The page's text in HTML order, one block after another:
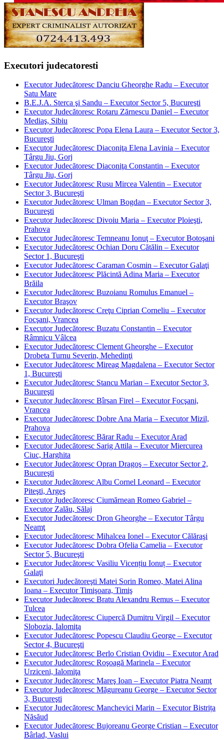
Executori judecatoresti
Executor Judecătoresc Danciu Gheorghe Radu – Executor
Satu Mare
B.E.J.A. Sterca şi Sandu – Executor Sector 5, Bucureşti
Executor Judecătoresc Rotaru Zărnescu Daniel – Executor
Mediaş, Sibiu
Executor Judecătoresc Popa Elena Laura – Executor Sector 3,
Bucureşti
Executor Judecătoresc Diaconiţa Elena Lavinia – Executor
Târgu Jiu, Gorj
Executor Judecătoresc Diaconiţa Constantin – Executor
Târgu Jiu, Gorj
Executor Judecătoresc Rusu Mircea Valentin – Executor
Sector 3, Bucureşti
Executor Judecătoresc Ulman Bogdan – Executor Sector 3,
Bucureşti
Executor Judecătoresc Divoiu Maria – Executor Ploieşti,
Prahova
Executor Judecătoresc Temneanu Ionuţ – Executor Botoşani
Executor Judecătoresc Ochian Doru Cătălin – Executor
Sector 1, Bucureşti
Executor Judecătoresc Caraman Cosmin – Executor Galaţi
Executor Judecătoresc Plăcintă Adina Maria – Executor
Brăila
Executor Judecătoresc Buzoianu Romulus Emanuel –
Executor Braşov
Executor Judecătoresc Creţu Ciprian Corneliu – Executor
Focşani, Vrancea
Executor Judecătoresc Buzatu Constantin – Executor
Râmnicu Vâlcea
Executor Judecătoresc Clement Gheorghe – Executor
Drobeta Turnu Severin, Mehedinţi
Executor Judecătoresc Mireag Magdalena – Executor Sector
1, Bucureşti
Executor Judecătoresc Stancu Marian – Executor Sector 3,
Bucureşti
Executor Judecătoresc Bîrsan Firel – Executor Focşani,
Vrancea
Executor Judecătoresc Dobre Ana Maria – Executor Mizil,
Prahova
Executor Judecătoresc Bărar Radu – Executor Arad
Executor Judecătoresc Sarig Attila – Executor Miercurea
Ciuc, Harghita
Executor Judecătoresc Opran Dragoş – Executor Sector 2,
Bucureşti
Executor Judecătoresc Albu Cornel Leonard – Executor
Piteşti, Argeş
Executor Judecătoresc Ciumărnean Romeo Gabriel –
Executor Zalău, Sălaj
Executor Judecătoresc Dron Gheorghe – Executor Târgu
Neamţ
Executor Judecătoresc Mihalcea Ionel – Executor Călăraşi
Executor Judecătoresc Dobra Ofelia Camelia – Executor
Sector 5, Bucureşti
Executor Judecătoresc Vasiliu Vicențiu Ionuț – Executor
Galaţi
Executori Judecătoreşti Matei Sorin Romeo, Matei Alina
Ioana – Executor Timişoara, Timiş
Executor Judecătoresc Bratu Alexandru Remus – Executor
Tulcea
Executor Judecătoresc Ciupercă Dumitru Virgil – Executor
Slobozia, Ialomiţa
Executor Judecătoresc Popescu Claudiu George – Executor
Sector 4, Bucureşti
Executor Judecătoresc Berlo Cristian Ovidiu – Executor Arad
Executor Judecătoresc Roşoagă Marinela – Executor
Urziceni, Ialomiţa
Executor Judecătoresc Mareş Ioan – Executor Piatra Neamţ
Executor Judecătoresc Măgureanu George – Executor Sector
3, Bucureşti
Executor Judecătoresc Manchevici Marin – Executor Bistrița
Năsăud
Executor Judecătoresc Bujoreanu George Cristian – Executor
Bârlad, Vaslui